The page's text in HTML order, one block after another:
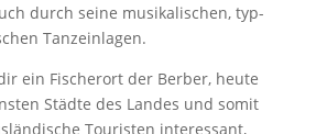
durch seine musikalis­chen, typ­
Tanzeinlagen.
ein Fis­cherort der Berber, heute
Städte des Lan­des und somit
Touris­ten inter­es­sant,